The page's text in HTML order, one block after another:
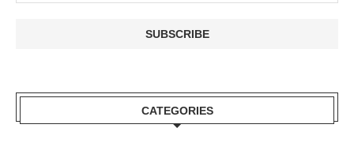
CATEGORIES